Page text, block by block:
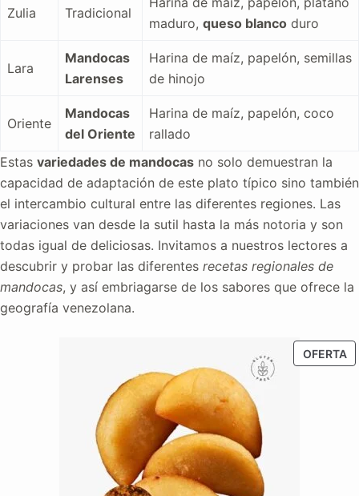
Zulia Tradicional
maduro, queso blanco duro
Lara
Mandocas
Larenses
Harina de maíz, papelón, semillas
de hinojo
Oriente
Mandocas
del Oriente
Harina de maíz, papelón, coco
rallado
Estas variedades de mandocas no solo demuestran la
capacidad de adaptación de este plato típico sino también
el intercambio cultural entre las diferentes regiones. Las
variaciones van desde la sutil hasta la más notoria y son
todas igual de deliciosas. Invitamos a nuestros lectores a
descubrir y probar las diferentes recetas regionales de
mandocas, y así embriagarse de los sabores que ofrece la
geografía venezolana.
OFERTA